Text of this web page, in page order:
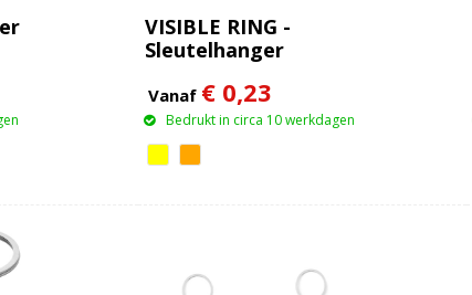
VISIBLE RING -
Sleutelhanger
Vanaf € 0,23
Bedrukt in circa 10 werkdagen